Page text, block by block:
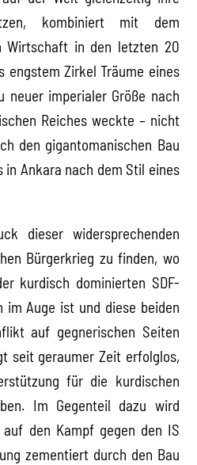
kombiniert mit dem
Wirtschaft in den letzten 20
engstem Zirkel Träume eines
neuer imperialer Größe nach
Reiches weckte – nicht
den gigantomanischen Bau
in Ankara nach dem Stil eines
dieser widersprechenden
Bürgerkrieg zu finden, wo
kurdisch dominierten SDF-
im Auge ist und diese beiden
auf gegnerischen Seiten
seit geraumer Zeit erfolglos,
für die kurdischen
Im Gegenteil dazu wird
den Kampf gegen den IS
zementiert durch den Bau